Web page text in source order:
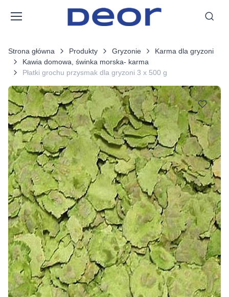
Strona główna Produkty Gryzonie
Karma dla gryzoni
Kawia domowa, świnka morska- karma
Płatki grochu przysmak dla gryzoni 3 x 500 g